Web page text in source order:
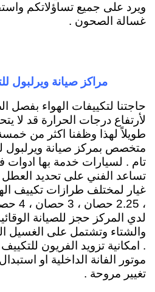
ويرد على جميع تساؤلاتكم
غسالة الصحون .
مراكز صيانة ويرلبول
حاجتنا لتكييفات الهواء بفصل
لأرتفاع درجات الحرارة قد لا
طويلاً لهذا وظفنا اكثر من
متخصص بمركز صيانة ويرلبول
تام . لسيارات خدمة بها
تساعد الفني على تحديد
لدي المركز حجز للصيانة
والشتاء وتشتمل على الغسيل
. امكانية تزويد الفريون
موتور الفانة الداخلية او
تغيير مروحة .